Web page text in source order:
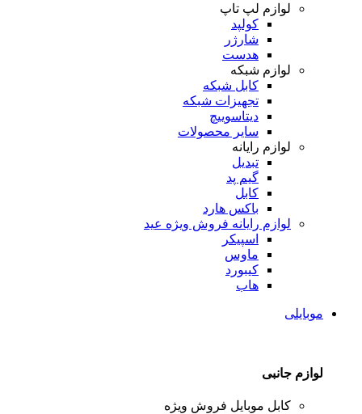
لوازم لپ تاپ
کولپد
شارژر
هدست
لوازم شبکه
کابل شبکه
تجهیزات شبکه
دیتاسوییچ
سایر محصولات
لوازم رایانه
تبدیل
گیم پد
کابل
باکس هارد
لوازم رایانه فروش ویژه عید
اسپیکر
ماوس
کیبورد
هاب
موبایلی
لوازم جانبی
کابل موبایل فروش ویژه